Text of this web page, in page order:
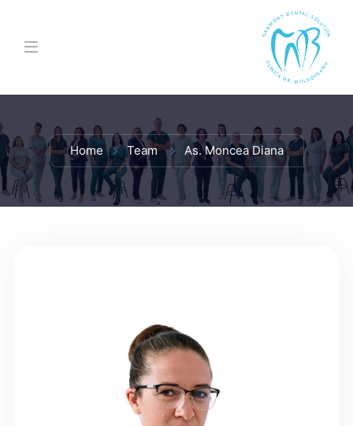
Home Team As. Moncea Diana